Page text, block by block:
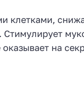
клетками,
Стимулирует
на